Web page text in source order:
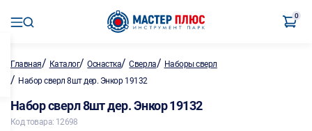
0
Главная/ Каталог/Оснастка/Сверла/ Наборы сверл
/ Набор сверл 8шт дер. Энкор 19132
Набор сверл 8шт дер. Энкор 19132
Код товара: 12698